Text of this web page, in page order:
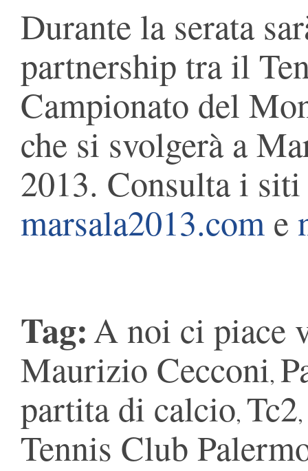
Durante la serata
partnership tra il
Campionato del
che si svolgerà a
2013. Consulta i
marsala2013.com e
Tag:A noi ci piace
Maurizio Cecconi,
partita di calcio, Tc2,
Tennis Club